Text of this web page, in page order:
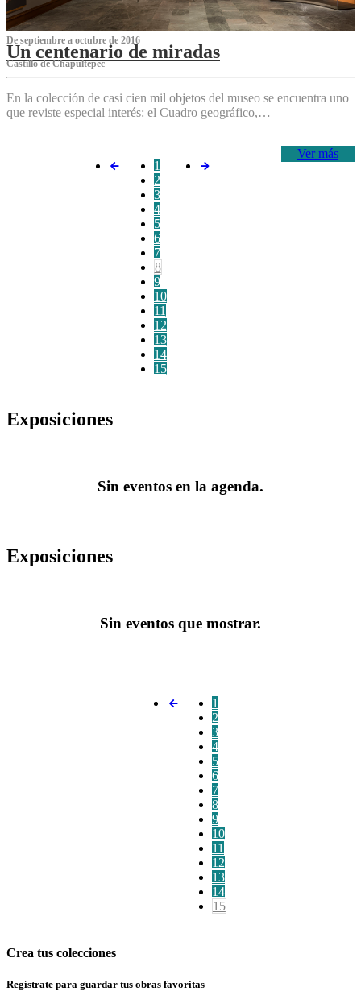
De septiembre a octubre de 2016
Un centenario de miradas
Castillo de Chapultepec
En la colección de casi cien mil objetos del museo se encuentra uno
que reviste especial interés: el Cuadro geográfico,…
Ver más
1
2
3
4
5
6
7
8
9
10
11
12
13
14
15
Exposiciones
Sin eventos en la agenda.
Exposiciones
Sin eventos que mostrar.
1
2
3
4
5
6
7
8
9
10
11
12
13
14
15
Crea tus colecciones
Regístrate para guardar tus obras favoritas